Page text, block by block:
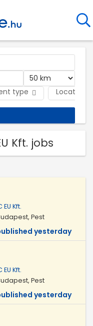
type Location
Kft. jobs
EU Kft.
Pest
yesterday
EU Kft.
Pest
yesterday